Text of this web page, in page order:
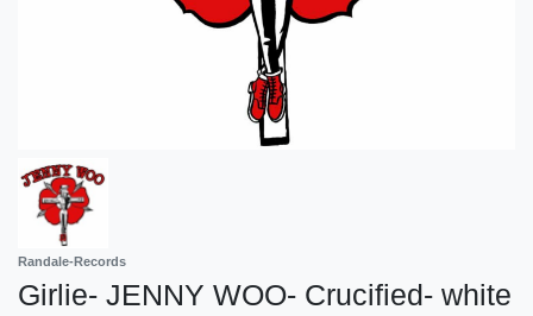
Randale-Records
Girlie- JENNY WOO- Crucified- white